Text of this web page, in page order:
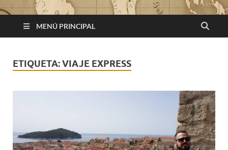
MENÚ PRINCIPAL
ETIQUETA:VIAJE EXPRESS